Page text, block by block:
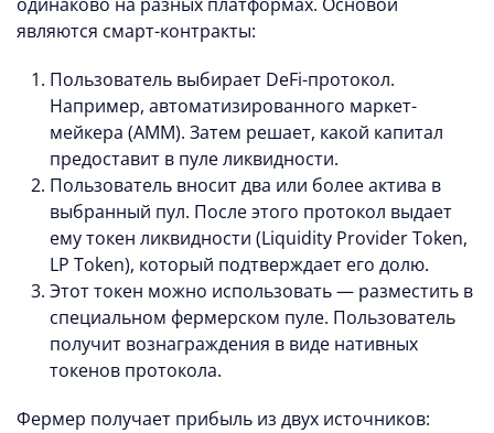
являются смарт-контракты:
Пользователь выбирает DeFi-протокол.
Например, автоматизированного маркет-
мейкера (AMM). Затем решает, какой капитал
предоставит в пуле ликвидности.
Пользователь вносит два или более актива в
выбранный пул. После этого протокол выдает
ему токен ликвидности (Liquidity Provider Token,
LP Token), который подтверждает его долю.
Этот токен можно использовать — разместить в
специальном фермерском пуле. Пользователь
получит вознаграждения в виде нативных
токенов протокола.
Фермер получает прибыль из двух источников: